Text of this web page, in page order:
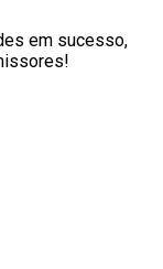
em sucesso,